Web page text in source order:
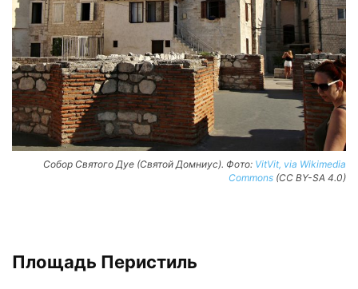
Собор Святого Дуе (Святой Домниус). Фото: VitVit, via Wikimedia
Commons (CC BY-SA 4.0)
Площадь Перистиль